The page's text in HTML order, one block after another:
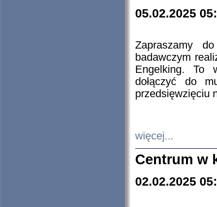
05.02.2025
Zapraszamy
badawczym
Engelking. To
dołączyć do
przedsięwzięciu
więcej...
Centrum w
02.02.2025